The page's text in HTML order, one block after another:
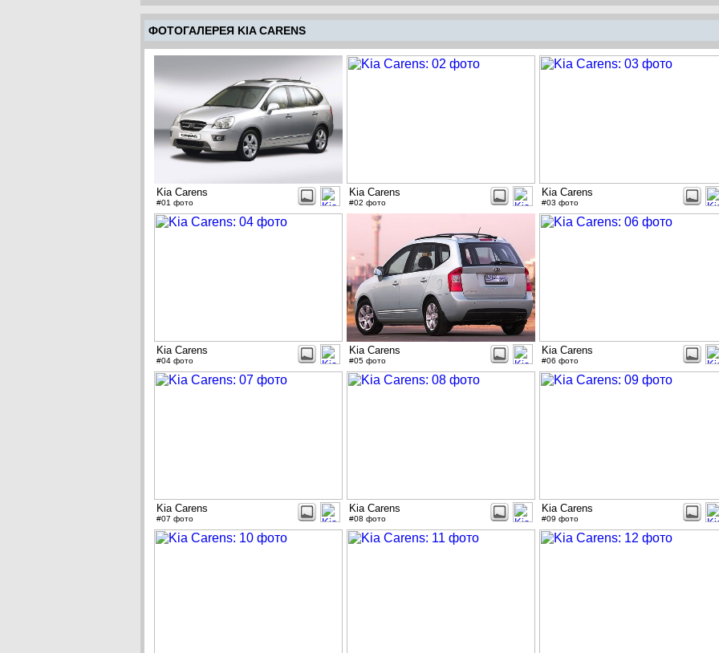
ФОТОГАЛЕРЕЯ KIA CARENS
Kia Carens
#01 фото
Kia Carens
#02 фото
Kia Carens
#03 фото
Kia Carens
#04 фото
Kia Carens
#05 фото
Kia Carens
#06 фото
Kia Carens
#07 фото
Kia Carens
#08 фото
Kia Carens
#09 фото